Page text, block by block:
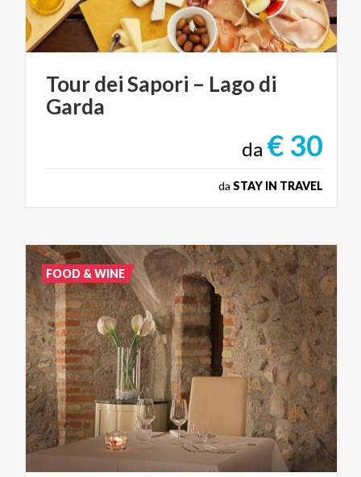
TourdeiSapori – Lagodi
Garda
da € 30
da STAY IN TRAVEL
FOOD & WINE